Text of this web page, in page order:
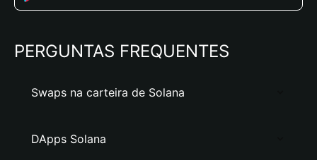
PERGUNTAS FREQUENTES
Swaps na carteira de Solana
DApps Solana